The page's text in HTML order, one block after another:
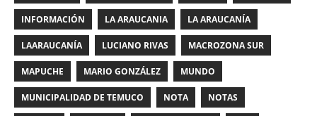
INFORMACIÓN LA ARAUCANIA LA ARAUCANÍA
LAARAUCANÍA LUCIANO RIVAS MACROZONA SUR
MAPUCHE MARIO GONZÁLEZ MUNDO
MUNICIPALIDAD DE TEMUCO NOTA NOTAS